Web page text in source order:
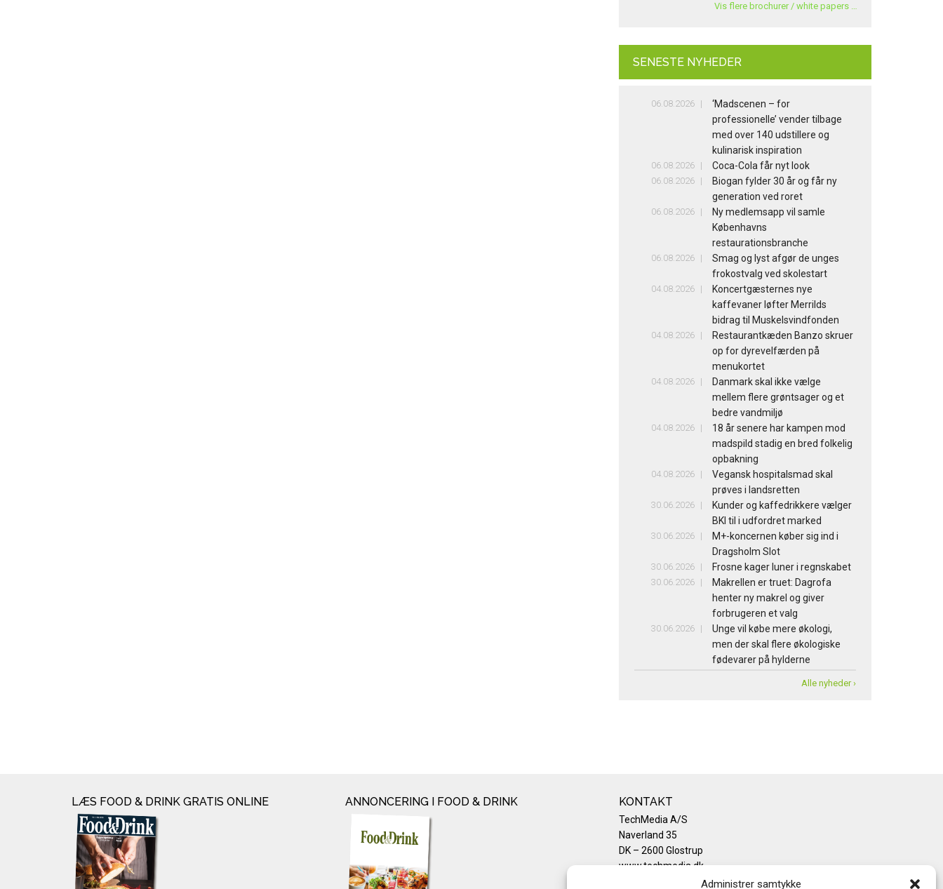
Administrer samtykke
Vis flere brochurer / white papers …
SENESTE NYHEDER
06.08.2026
‘Madscenen – for
professionelle’ vender tilbage
med over 140 udstillere og
kulinarisk inspiration
06.08.2026 Coca-Cola får nyt look
06.08.2026
Biogan fylder 30 år og får ny
generation ved roret
06.08.2026
Ny medlemsapp vil samle
Københavns
restaurationsbranche
06.08.2026
Smag og lyst afgør de unges
frokostvalg ved skolestart
04.08.2026
Koncertgæsternes nye
kaffevaner løfter Merrilds
bidrag til Muskelsvindfonden
04.08.2026
Restaurantkæden Banzo skruer
op for dyrevelfærden på
menukortet
04.08.2026
Danmark skal ikke vælge
mellem flere grøntsager og et
bedre vandmiljø
04.08.2026
18 år senere har kampen mod
madspild stadig en bred folkelig
opbakning
04.08.2026
Vegansk hospitalsmad skal
prøves i landsretten
30.06.2026
Kunder og kaffedrikkere vælger
BKI til i udfordret marked
30.06.2026
M+-koncernen køber sig ind i
Dragsholm Slot
30.06.2026 Frosne kager luner i regnskabet
30.06.2026
Makrellen er truet: Dagrofa
henter ny makrel og giver
forbrugeren et valg
30.06.2026
Unge vil købe mere økologi,
men der skal flere økologiske
fødevarer på hylderne
Alle nyheder ›
LÆS FOOD & DRINK GRATIS ONLINE ANNONCERING I FOOD & DRINK KONTAKT
TechMedia A/S
Naverland 35
DK – 2600 Glostrup
www.techmedia.dk
Telefon: +45 43 24 26 28